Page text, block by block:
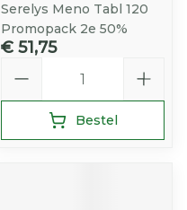
Serelys Meno Tabl 120
Promopack 2e 50%
€ 51,75
Bestel